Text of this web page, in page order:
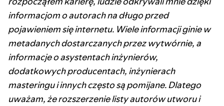
informacjom o autorach na długo przed
pojawieniem się internetu. Wiele informacji ginie w
metadanych dostarczanych przez wytwórnie, a
informacje o asystentach inżynierów,
dodatkowych producentach, inżynierach
masteringu i innych często są pomijane. Dlatego
uważam, że rozszerzenie listy autorów utworu i